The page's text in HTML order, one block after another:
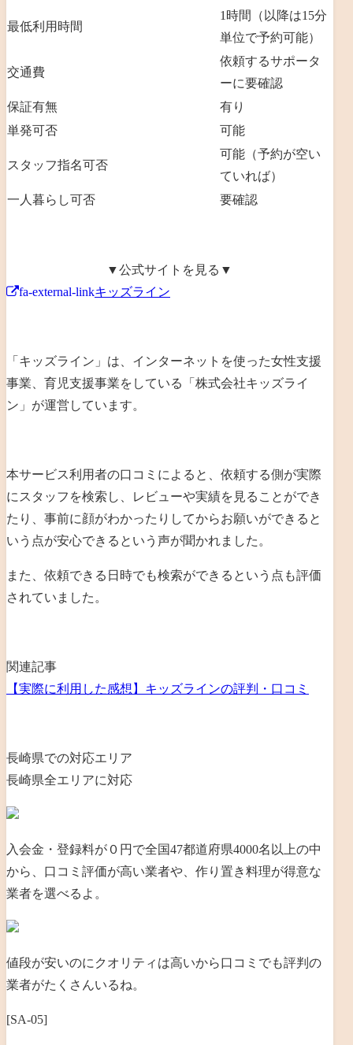
最低利用時間
1時間（以降は15分
単位で予約可能）
交通費
依頼するサポータ
ーに要確認
保証有無
有り
単発可否
可能
スタッフ指名可否
可能（予約が空い
ていれば）
一人暮らし可否
要確認
▼公式サイトを見る▼
fa-external-linkキッズライン
「キッズライン」は、 インターネットを使った女性支援
事業、育児支援事業を している「 株式会社キッズライ
ン 」が運営しています。
本サービス利用者の口コミによると、依頼する側が実際
にスタッフを検索し、レビューや実績を見ることができ
たり、事前に顔がわかったりしてからお願いができると
いう点が安心できるという声が聞かれました。
また、依頼できる日時でも検索ができるという点も評価
されていました。
関連記事
【実際に利用した感想】キッズラインの評判・口コミ
長崎県での対応エリア
長崎県全エリアに対応
入会金・登録料が０円で全国47都道府県4000名以上の中
から、口コミ評価が高い業者や、作り置き料理が得意な
業者を選べるよ。
値段が安いのにクオリティは高いから口コミでも評判の
業者がたくさんいるね。
[SA-05]